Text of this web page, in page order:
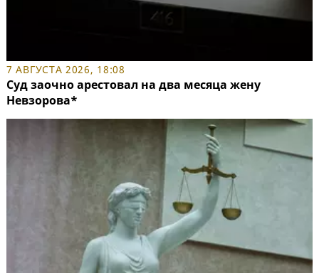
7 АВГУСТА 2026, 18:08
Суд заочно арестовал на два месяца жену
Невзорова*